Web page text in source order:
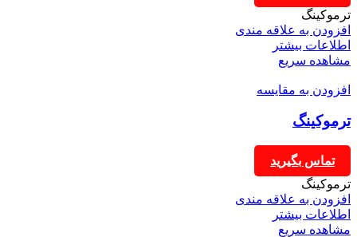
ترموکینگ
افزودن به علاقه مندی
اطلاعات بیشتر
مشاهده سریع
افزودن به مقایسه
ترموکینگ
تماس بگیرید
ترموکینگ
افزودن به علاقه مندی
اطلاعات بیشتر
مشاهده سریع